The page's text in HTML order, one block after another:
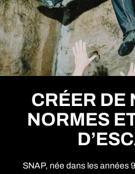
CRÉER DE
NORMES
SNAP, née dans les années